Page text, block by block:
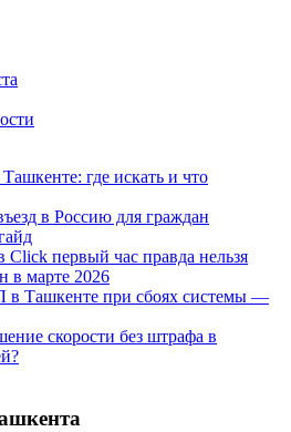
где искать и что
в Россию для граждан
Click первый час правда нельзя
в марте 2026
Ташкенте при сбоях системы —
скорости без штрафа в